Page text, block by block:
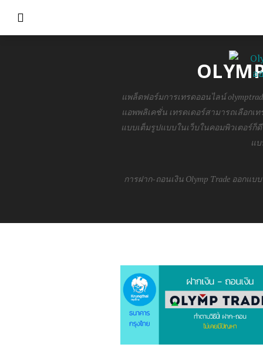
แพล็ตฟอร์มการเทรดออนไลน์
แอพพลิเคชั่น เทรดเดอร์สามารถเลือก
แบบเต็มรูปแบบในเว็บในคอมพิวเตอร์ก็
แ
การฝาก-ถอนเงิน Olymp Trade ออกแ